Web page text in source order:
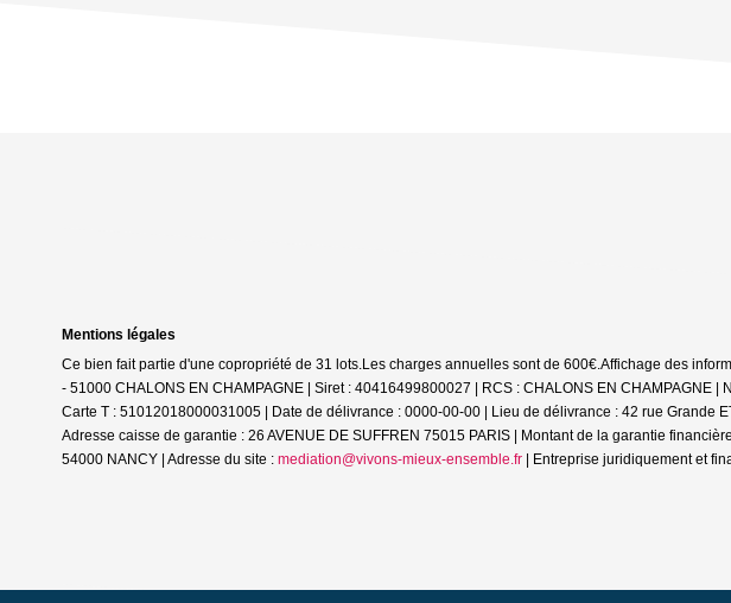
Mentions légales
Ce bien fait partie d'une copropriété de 31 lots.Les charges annuelles sont de 600€.Affichage des
- 51000 CHALONS EN CHAMPAGNE | Siret : 40416499800027 | RCS : CHALONS EN CHAMPAGNE
Carte T : 51012018000031005 | Date de délivrance : 0000-00-00 | Lieu de délivrance : 42 rue Grande
Adresse caisse de garantie : 26 AVENUE DE SUFFREN 75015 PARIS | Montant de la garantie
54000 NANCY | Adresse du site : mediation@vivons-mieux-ensemble.fr Entreprise juridiquement et